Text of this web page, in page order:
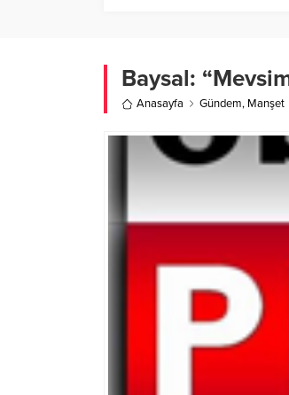
Baysal:
Anasayfa Gündem, Manşet